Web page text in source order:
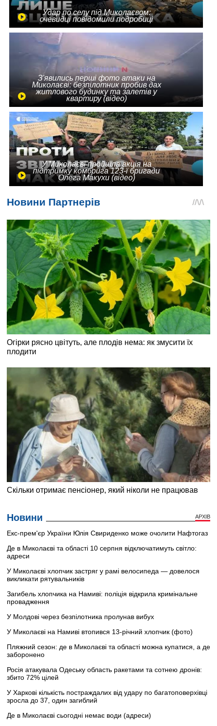
Удар по селу під Миколаєвом:
очевидці повідомили подробиці
З'явились перші фото атаки на
Миколаєві: безпілотник пробив дах
житлового будинку та залетів у
квартиру (відео)
У Миколаєві пройшла акція на
підтримку комбрига 123-ї бригади
Олега Макухи (відео)
Новини АРХІВ
Екс-прем'єр України Юлія Свириденко може очолити Нафтогаз
Де в Миколаєві та області 10 серпня відключатимуть світло:
адреси
У Миколаєві хлопчик застряг у рамі велосипеда — довелося
викликати рятувальників
Загибель хлопчика на Намиві: поліція відкрила кримінальне
провадження
У Молдові через безпілотника пролунав вибух
У Миколаєві на Намиві втопився 13-річний хлопчик (фото)
Пляжний сезон: де в Миколаєві та області можна купатися, а де
заборонено
Росія атакувала Одеську область ракетами та сотнею дронів:
збито 72% цілей
У Харкові кількість постраждалих від удару по багатоповерхівці
зросла до 37, один загиблий
Де в Миколаєві сьогодні немає води (адреси)